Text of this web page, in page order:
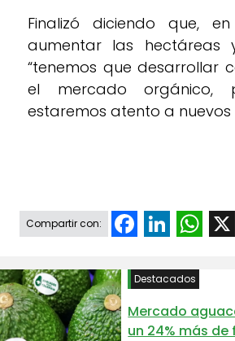
Finalizó diciendo que,
aumentar las hectáreas
“tenemos que desarrollar
el mercado
estaremos atento a nuevos
Compartir con: FacebookLinkedIn
Destacados
Mercado
un 24% más de